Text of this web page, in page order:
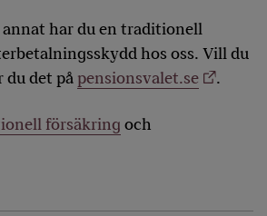
har du en traditionell
hos oss. Vill du
du det på pensionsvalet.se .
försäkring och